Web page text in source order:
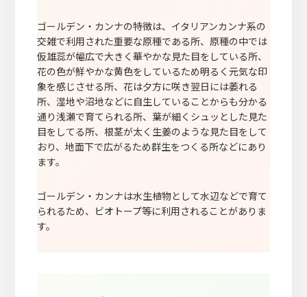
ゴールデン・カンナの特徴は、イタリアンカンナ系の
交雑で利用された重要な原種である所、原種の中では
仮雄蕊が幅広で大きく華やかな見た目をしている所、
花の色が鮮やかな黄色をしているため明るく元気な印
象を感じさせる所、花は夕方に咲き翌日には萎れる
所、湿地や沼地などに自生していることからも分かる
通り浅瀬で育てられる所、葉が細くシュッとした見た
目をしてる所、根茎が太く生姜のような見た目をして
おり、地面下で広がるため群生をつくる所などにあり
ます。
ゴールデン・カンナは水生植物として水辺などで育て
られるため、ビオトープ等に利用されることがありま
す。